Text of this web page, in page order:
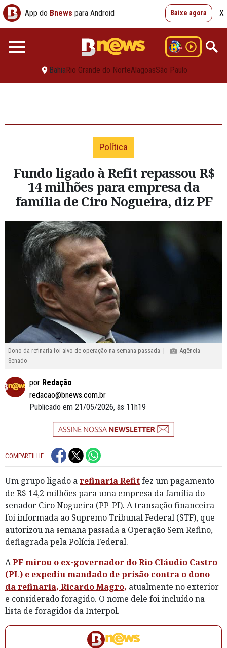
App do Bnews para Android Baixe agora X
BahiaRio Grande do NorteAlagoasSão Paulo
Política
Fundo ligado à Refit repassou R$
14 milhões para empresa da
família de Ciro Nogueira, diz PF
Dono da refinaria foi alvo de operação na semana passada |
Agência
Senado
por Redação
redacao@bnews.com.br
Publicado em 21/05/2026, às 11h19
COMPARTILHE:
Um grupo ligado arefinaria Refitfez um pagamento
de R$ 14,2 milhões para uma empresa da família do
senador Ciro Nogueira (PP-PI). A transação financeira
foi informada ao Supremo Tribunal Federal (STF), que
autorizou na semana passada a Operação Sem Refino,
deflagrada pela Polícia Federal.
APF mirou o ex-governador do Rio Cláudio Castro
(PL) e expediu mandado de prisão contra o dono
da refinaria, Ricardo Magro, atualmente no exterior
e considerado foragido. O nome dele foi incluído na
lista de foragidos da Interpol.